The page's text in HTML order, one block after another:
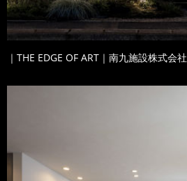
｜THE EDGE OF ART｜南九施設株式会社